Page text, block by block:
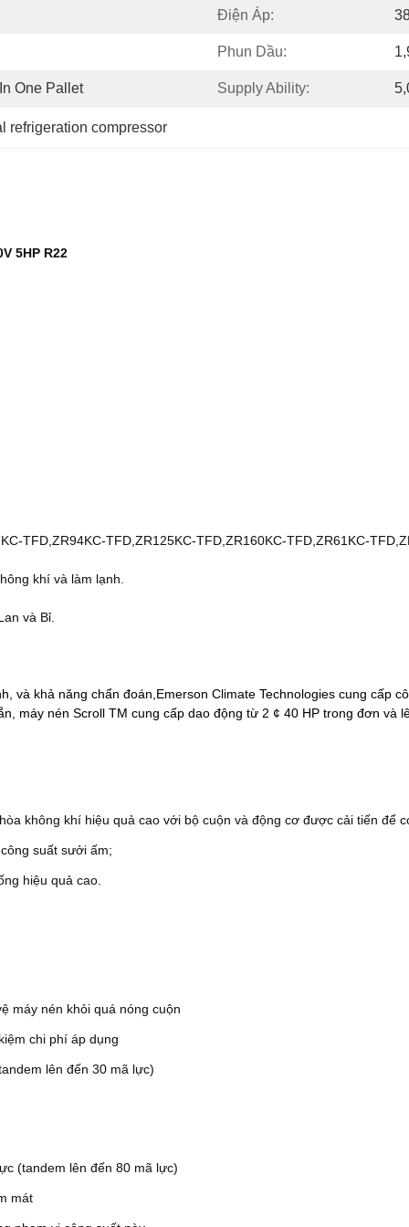
Điện Áp:
Phun Dầu:
One Pallet Supply Ability:
refrigeration compressor
5HP R22
TFD,ZR94KC-TFD,ZR125KC-TFD,ZR160KC-TFD,ZR61KC-
khí và làm lạnh.
và Bỉ.
và khả năng chẩn đoán,Emerson Climate Technologies cung cấp
máy nén Scroll TM cung cấp dao động từ 2 ¢ 40 HP trong đơn và
không khí hiệu quả cao với bộ cuộn và động cơ được cải tiến để
suất sưởi ấm;
hiệu quả cao.
máy nén khỏi quá nóng cuộn
chi phí áp dụng
lên đến 30 mã lực)
(tandem lên đến 80 mã lực)
mát